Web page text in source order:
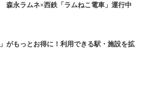
森永ラムネ×西鉄「ラムねこ電車」運行中
がもっとお得に！利用できる駅・施設を拡